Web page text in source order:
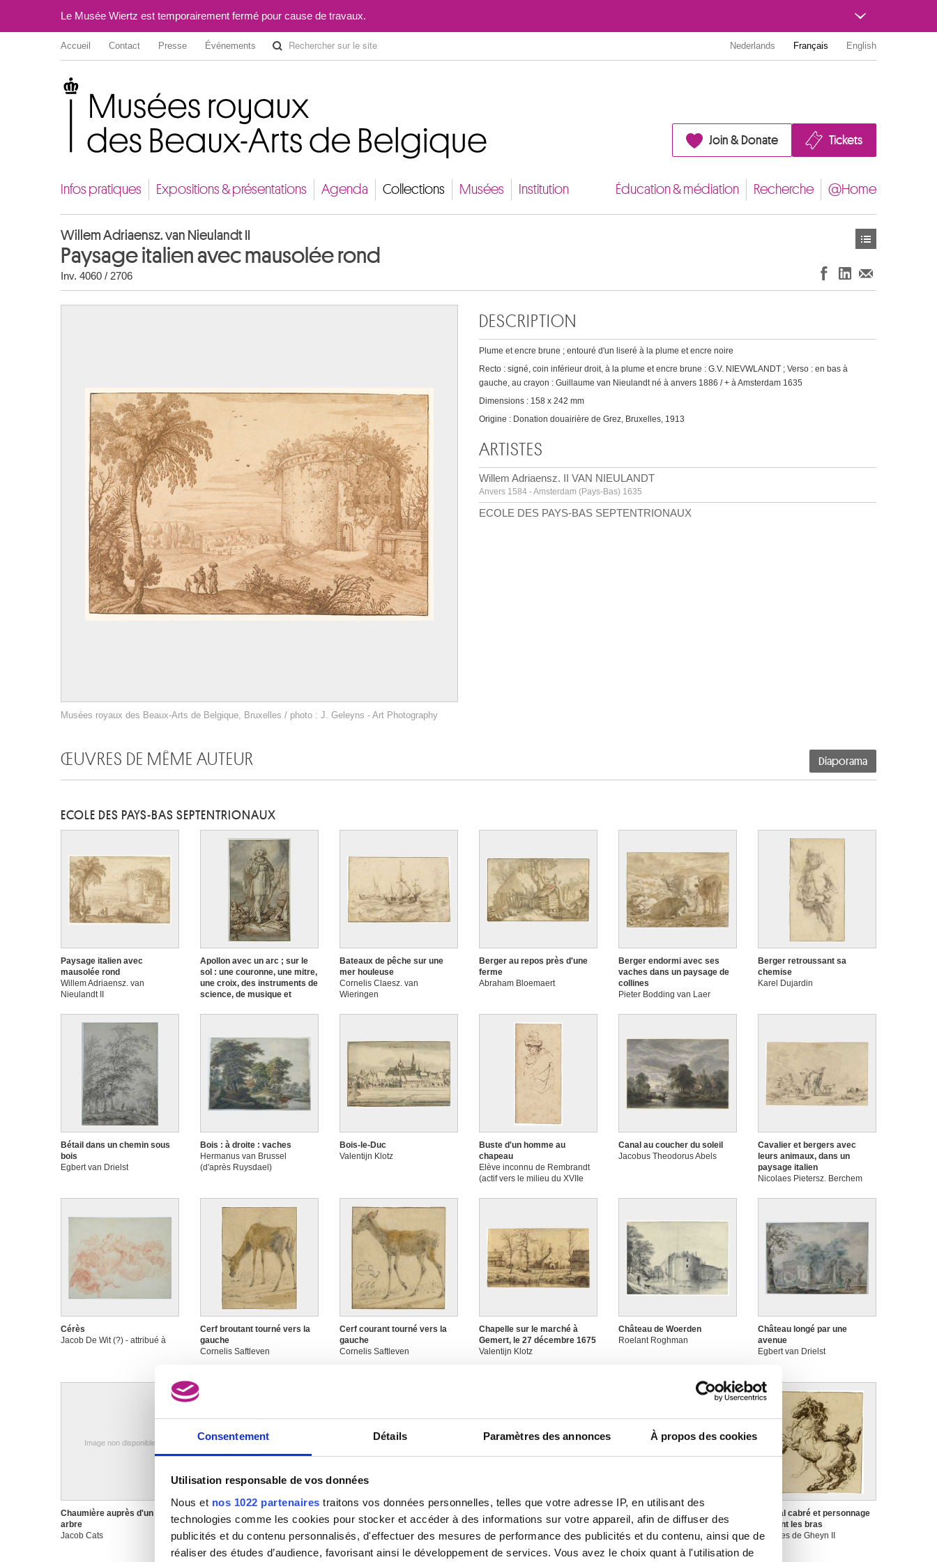
Consentement Détails Paramètres des annonces À propos des cookies
Utilisation responsable de vos données
Nous et nos 1022 partenaires traitons vos données personnelles, telles que votre adresse IP, en utilisant des
technologies comme les cookies pour stocker et accéder à des informations sur votre appareil, afin de diffuser des
publicités et du contenu personnalisés, d'effectuer des mesures de performance des publicités et du contenu, ainsi que de
réaliser des études d’audience, favorisant ainsi le développement de services. Vous avez le choix quant à l'utilisation de
Le Musée Wiertz est temporairement fermé pour cause de travaux.
Accueil Contact Presse Événements Nederlands Français English
Join & Donate Tickets
Infos pratiques Expositions & présentations Agenda Collections Musées Institution Éducation & médiation Recherche @Home
Willem Adriaensz. van Nieulandt II
Paysage italien avec mausolée rond
Inv. 4060 / 2706
Musées royaux des Beaux-Arts de Belgique, Bruxelles / photo : J. Geleyns - Art Photography
DESCRIPTION
Plume et encre brune ; entouré d'un liseré à la plume et encre noire
Recto : signé, coin inférieur droit, à la plume et encre brune : G.V. NIEVWLANDT ; Verso : en bas à
gauche, au crayon : Guillaume van Nieulandt né à anvers 1886 / + à Amsterdam 1635
Dimensions : 158 x 242 mm
Origine : Donation douairière de Grez, Bruxelles, 1913
ARTISTES
Willem Adriaensz. II VAN NIEULANDT
Anvers 1584 - Amsterdam (Pays-Bas) 1635
ECOLE DES PAYS-BAS SEPTENTRIONAUX
ŒUVRES DE MÊME AUTEUR Diaporama
ECOLE DES PAYS-BAS SEPTENTRIONAUX
Paysage italien avec
mausolée rond
Willem Adriaensz. van
Nieulandt II
Apollon avec un arc ; sur le
sol : une couronne, une mitre,
une croix, des instruments de
science, de musique et
Jacob Gerritsz. Cuyp
Bateaux de pêche sur une
mer houleuse
Cornelis Claesz. van
Wieringen
Berger au repos près d'une
ferme
Abraham Bloemaert
Berger endormi avec ses
vaches dans un paysage de
collines
Pieter Bodding van Laer
Berger retroussant sa
chemise
Karel Dujardin
Bétail dans un chemin sous
bois
Egbert van Drielst
Bois : à droite : vaches
Hermanus van Brussel
(d'après Ruysdael)
Bois-le-Duc
Valentijn Klotz
Buste d'un homme au
chapeau
Elève inconnu de Rembrandt
(actif vers le milieu du XVIIe
Canal au coucher du soleil
Jacobus Theodorus Abels
Cavalier et bergers avec
leurs animaux, dans un
paysage italien
Nicolaes Pietersz. Berchem
Cérès
Jacob De Wit (?) - attribué à
Cerf broutant tourné vers la
gauche
Cornelis Saftleven
Cerf courant tourné vers la
gauche
Cornelis Saftleven
Chapelle sur le marché à
Gemert, le 27 décembre 1675
Valentijn Klotz
Château de Woerden
Roelant Roghman
Château longé par une
avenue
Egbert van Drielst
Image non disponible
Chaumière auprès d'un grand
arbre
Jacob Cats
Chaumière auprès d'une
écluse
Jacobus Theodorus Abels
Chaumière entourée d'arbres
Egbert van Drielst
Chaumières sous les arbres
Hermanus van Brussel
Chênes près d'une clairière
dans la forêt
Cornelis Hendrickszoon Vroom
Cheval cabré et personnage
ouvrant les bras
Jacques de Gheyn II